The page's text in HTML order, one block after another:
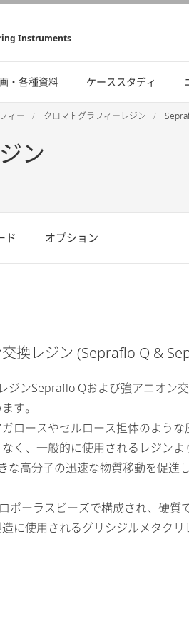
Instruments
・各種資料 ケーススタディ
ィー クロマトグラフィーレジン
ン
ド オプション
換レジン (Sepraflo Q &
ンSepraflo Qおよび強アニオン
す。
ロースやセルロース担体のよう
く、一般的に使用されるレジン
な高分子の迅速な物質移動を促進
ポーラスビーズで構成され、硬質
に使用されるグリシジルメタク